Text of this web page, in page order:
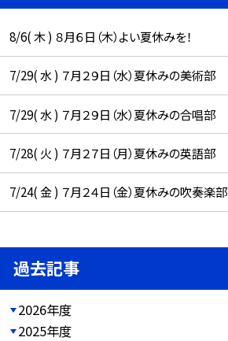
8/6( 木 ) ８月６日（木）よい夏休みを！
7/29( 水 ) ７月２９日（水）夏休みの美術部
7/29( 水 ) ７月２９日（水）夏休みの合唱部
7/28( 火 ) ７月２７日（月）夏休みの英語部
7/24( 金 ) ７月２４日（金）夏休みの吹奏楽部
過去記事
2026年度
2025年度